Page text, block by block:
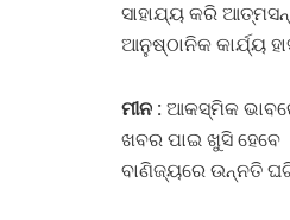
ସାହାଯ୍ୟ କରି
ଆନୁଷ୍ଠାନିକ କାର୍ଯ୍ୟ
ମୀନ : ଆକସ୍ମିକ
ଖବର ପାଇ ଖୁସି
ବାଣିଜ୍ୟରେ ଉନ୍ନତି